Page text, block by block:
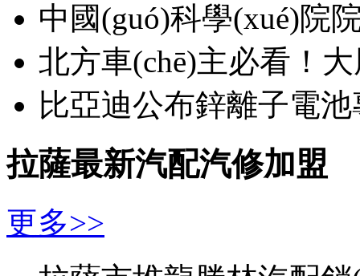
中國(guó)科學(xué)院
北方車(chē)主必看！
比亞迪公布鋅離子電
拉薩最新汽配汽修加盟
更多>>